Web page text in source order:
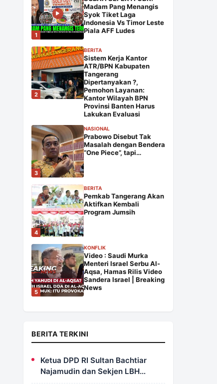
1
Madam Pang Menangis
Syok Tiket Laga
Indonesia Vs Timor Leste
Piala AFF Ludes
2
BERITA
Sistem Kerja Kantor
ATR/BPN Kabupaten
Tangerang
Dipertanyakan ?,
Pemohon Layanan:
Kantor Wilayah BPN
Provinsi Banten Harus
Lakukan Evaluasi
3
NASIONAL
Prabowo Disebut Tak
Masalah dengan Bendera
“One Piece”, tapi…
4
BERITA
Pemkab Tangerang Akan
Aktifkan Kembali
Program Jumsih
5
KONFLIK
Video : Saudi Murka
Menteri Israel Serbu Al-
Aqsa, Hamas Rilis Video
Sandera Israel | Breaking
News
BERITA TERKINI
Ketua DPD RI Sultan Bachtiar
Najamudin dan Sekjen LBH